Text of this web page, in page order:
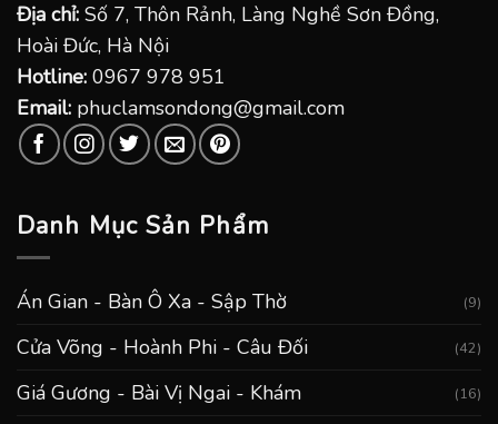
Địa chỉ: Số 7, Thôn Rảnh, Làng Nghề Sơn Đồng,
Hoài Đức, Hà Nội
Hotline: 0967 978 951
Email: phuclamsondong@gmail.com
Danh Mục Sản Phẩm
Án Gian - Bàn Ô Xa - Sập Thờ (9)
Cửa Võng - Hoành Phi - Câu Đối (42)
Giá Gương - Bài Vị Ngai - Khám (16)